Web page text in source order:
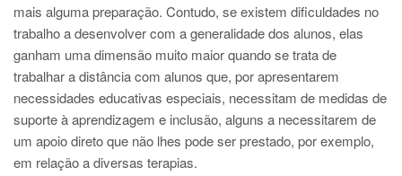
mais alguma preparação. Contudo, se existem dificuldades no
trabalho a desenvolver com a generalidade dos alunos, elas
ganham uma dimensão muito maior quando se trata de
trabalhar a distância com alunos que, por apresentarem
necessidades educativas especiais, necessitam de medidas de
suporte à aprendizagem e inclusão, alguns a necessitarem de
um apoio direto que não lhes pode ser prestado, por exemplo,
em relação a diversas terapias.